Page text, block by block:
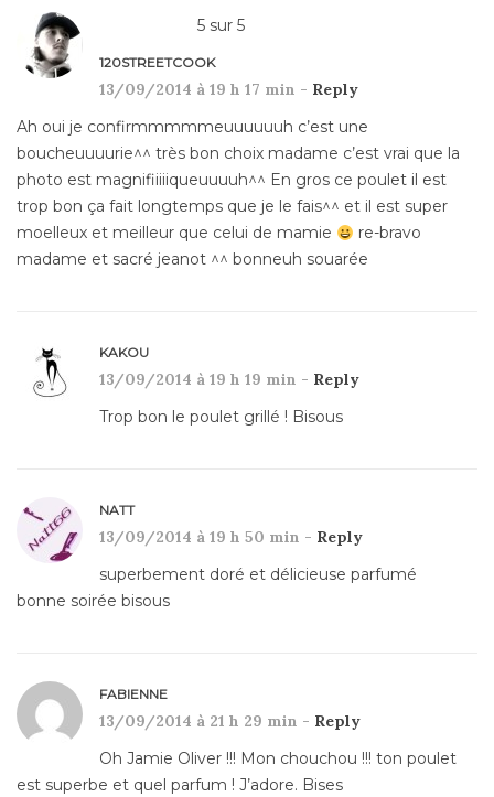
5 sur 5
120STREETCOOK
13/09/2014 à 19 h 17 min - Reply
Ah oui je confirmmmmmeuuuuuuh c’est une
boucheuuuurie^^ très bon choix madame c’est vrai que la
photo est magnifiiiiiqueuuuuh^^ En gros ce poulet il est
trop bon ça fait longtemps que je le fais^^ et il est super
moelleux et meilleur que celui de mamie
re-bravo
madame et sacré jeanot ^^ bonneuh souarée
KAKOU
13/09/2014 à 19 h 19 min - Reply
Trop bon le poulet grillé ! Bisous
NATT
13/09/2014 à 19 h 50 min - Reply
superbement doré et délicieuse parfumé
bonne soirée bisous
FABIENNE
13/09/2014 à 21 h 29 min - Reply
Oh Jamie Oliver !!! Mon chouchou !!! ton poulet
est superbe et quel parfum ! J’adore. Bises